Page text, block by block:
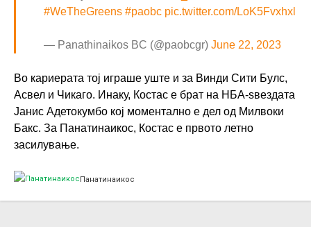
#WeTheGreens #paobc pic.twitter.com/LoK5Fvxhxl
— Panathinaikos BC (@paobcgr) June 22, 2023
Во кариерата тој играше уште и за Винди Сити Булс,
Асвел и Чикаго. Инаку, Костас е брат на НБА-ѕвездата
Јанис Адетокумбо кој моментално е дел од Милвоки
Бакс. За Панатинаикос, Костас е првото летно
засилување.
Панатинаикос